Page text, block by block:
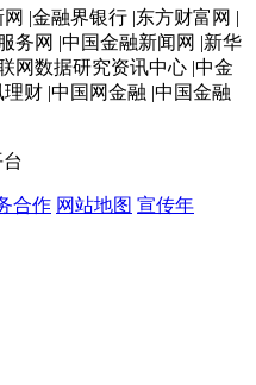
|金融界银行 |东方财富网 |
务网 |中国金融新闻网 |新华
网数据研究资讯中心 |中金
财 |中国网金融 |中国金融
合作 网站地图 宣传年